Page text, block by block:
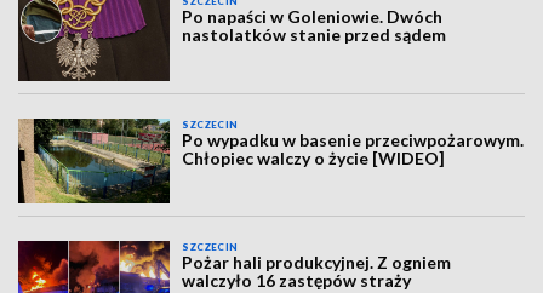
Po napaści w Goleniowie. Dwóch
nastolatków stanie przed sądem
SZCZECIN
Po wypadku w basenie przeciwpożarowym.
Chłopiec walczy o życie [WIDEO]
SZCZECIN
Pożar hali produkcyjnej. Z ogniem
walczyło 16 zastępów straży